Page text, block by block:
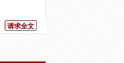
请求全文